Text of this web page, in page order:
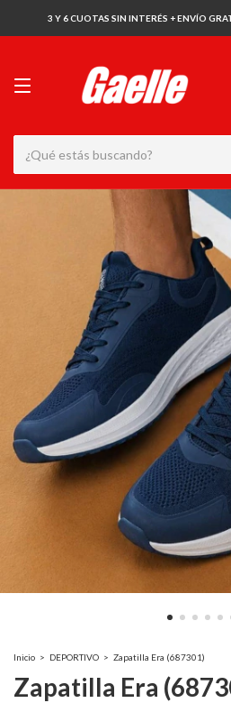
3 Y 6 CUOTAS SIN INTERÉS + ENVÍO
Inicio > DEPORTIVO > Zapatilla Era (687301)
Zapatilla Era